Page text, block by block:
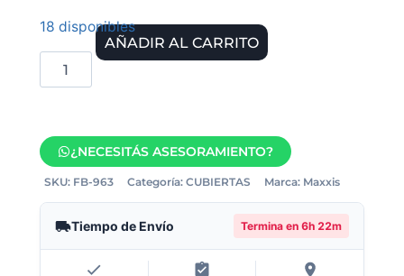
18 disponibles
AÑADIR AL CARRITO
¿NECESITÁS ASESORAMIENTO?
SKU: FB-963 Categoría: CUBIERTAS Marca: Maxxis
Tiempo de Envío Termina en 6h 22m